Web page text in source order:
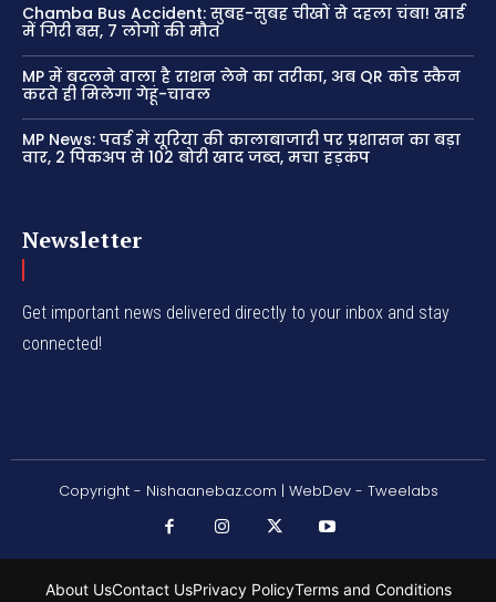
Chamba Bus Accident: सुबह-सुबह चीखों से दहला चंबा! खाई
में गिरी बस, 7 लोगों की मौत
MP में बदलने वाला है राशन लेने का तरीका, अब QR कोड स्कैन
करते ही मिलेगा गेहूं-चावल
MP News: पवई में यूरिया की कालाबाजारी पर प्रशासन का बड़ा
वार, 2 पिकअप से 102 बोरी खाद जब्त, मचा हड़कंप
Newsletter
Get important news delivered directly to your inbox and stay
connected!
Copyright - Nishaanebaz.com | WebDev - Tweelabs
About UsContact UsPrivacy PolicyTerms and Conditions